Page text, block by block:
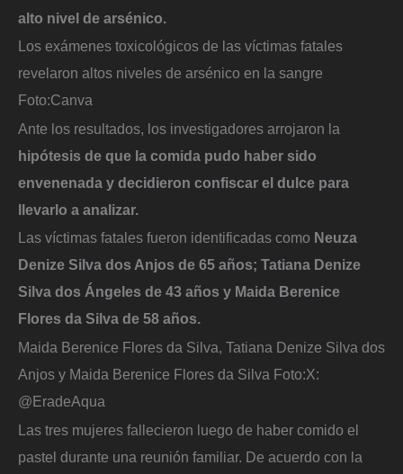
alto nivel de arsénico.
Los exámenes toxicológicos de las víctimas fatales
revelaron altos niveles de arsénico en la sangre
Foto:Canva
Ante los resultados, los investigadores arrojaron la
hipótesis de que la comida pudo haber sido
envenenada y decidieron confiscar el dulce para
llevarlo a analizar.
Las víctimas fatales fueron identificadas como Neuza
Denize Silva dos Anjos de 65 años; Tatiana Denize
Silva dos Ángeles de 43 años y Maida Berenice
Flores da Silva de 58 años.
Maida Berenice Flores da Silva, Tatiana Denize Silva dos
Anjos y Maida Berenice Flores da Silva Foto:X:
@EradeAqua
Las tres mujeres fallecieron luego de haber comido el
pastel durante una reunión familiar. De acuerdo con la